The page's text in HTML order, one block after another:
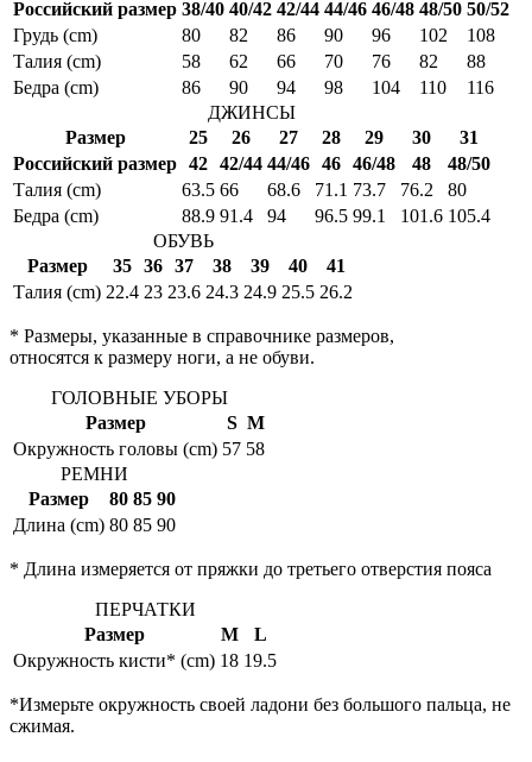
Российский размер 38/40 40/42 42/44 44/46 46/48 48/50 50/52
Грудь (cm)
80 82 86 90 96 102
108
Талия (cm)
58 62 66 70 76 82
88
Бедра (cm)
86 90 94 98 104 110
116
ДЖИНСЫ
Размер
25 26 27 28 29 30
31
Российский размер 42 42/44 44/46 46 46/48 48
48/50
Талия (cm)
63.5 66 68.6 71.1 73.7 76.2
80
Бедра (cm)
88.9 91.4 94 96.5 99.1 101.6 105.4
ОБУВЬ
Размер
35 36 37 38 39 40
41
Талия (cm) 22.4 23 23.6 24.3 24.9 25.5 26.2
* Размеры, указанные в справочнике размеров,
относятся к размеру ноги, а не обуви.
ГОЛОВНЫЕ УБОРЫ
Размер
S M
Окружность головы (cm) 57 58
РЕМНИ
Размер
80 85 90
Длина (cm) 80 85 90
* Длина измеряется от пряжки до третьего отверстия пояса
ПЕРЧАТКИ
Размер
M
L
Окружность кисти* (cm) 18 19.5
*Измерьте окружность своей ладони без большого пальца, не
сжимая.